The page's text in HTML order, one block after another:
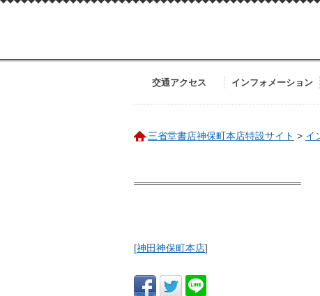
交通アクセス インフォメーション
三省堂書店神保町本店特設サイト > イ
[神田神保町本店]